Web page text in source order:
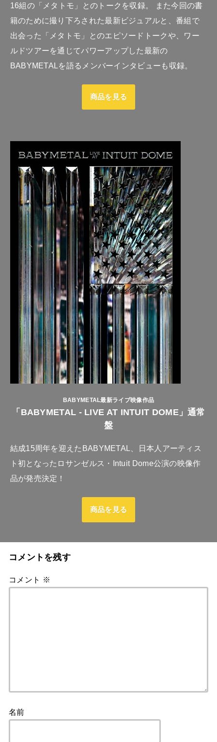
16組の「メタトモ」とのトークを収録。 また今回の書
籍のために撮り下ろされた最新ビジュアルと、番組で
出会った「メタトモ」とのエピソードトークや、ワー
ルドツアーを通じてパワーアップした最新の
BABYMETALを語るメンバーインタビューも収録。
商品を見る
BABYMETAL最新ライブ映像作品
「BABYMETAL - LIVE AT INTUIT DOME」通常
盤
結成15周年を迎えたBABYMETAL、日本人アーティス
ト初となったロサンゼルス・Intuit Dome公演の映像作
品が発売決定！
商品を見る
コメントを残す
コメント ※
名前